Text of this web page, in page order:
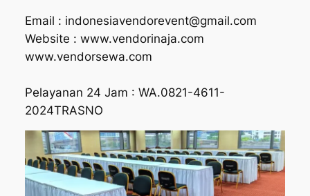
Email : indonesiavendorevent@gmail.com
Website : www.vendorinaja.com
www.vendorsewa.com
Pelayanan 24 Jam : WA.0821-4611-
2024TRASNO